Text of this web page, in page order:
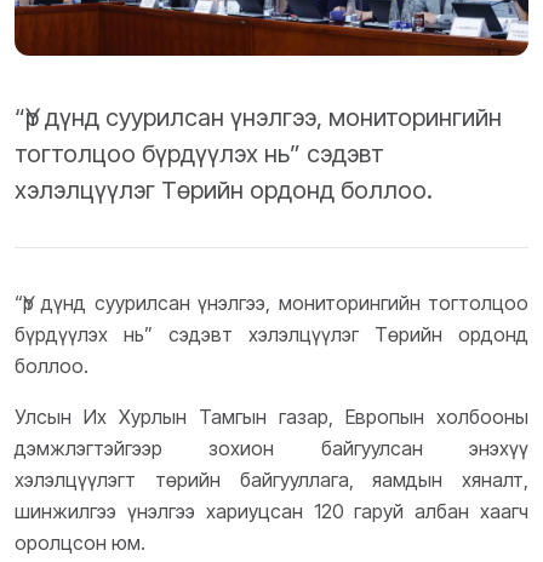
“Үр дүнд суурилсан үнэлгээ, мониторингийн
тогтолцоо бүрдүүлэх нь” сэдэвт
хэлэлцүүлэг Төрийн ордонд боллоо.
“Үр дүнд суурилсан үнэлгээ, мониторингийн тогтолцоо
бүрдүүлэх нь” сэдэвт хэлэлцүүлэг Төрийн ордонд
боллоо.
Улсын Их Хурлын Тамгын газар, Европын холбооны
дэмжлэгтэйгээр зохион байгуулсан энэхүү
хэлэлцүүлэгт төрийн байгууллага, яамдын хяналт,
шинжилгээ үнэлгээ хариуцсан 120 гаруй албан хаагч
оролцсон юм.